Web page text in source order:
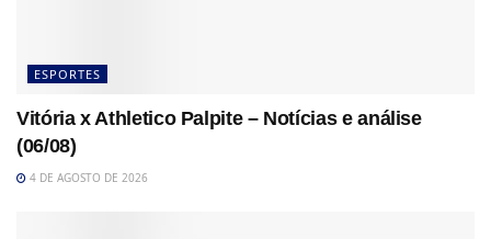
ESPORTES
Vitória x Athletico Palpite – Notícias e análise
(06/08)
4 DE AGOSTO DE 2026